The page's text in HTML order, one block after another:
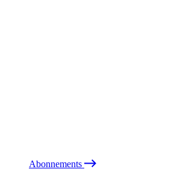
Abonnements